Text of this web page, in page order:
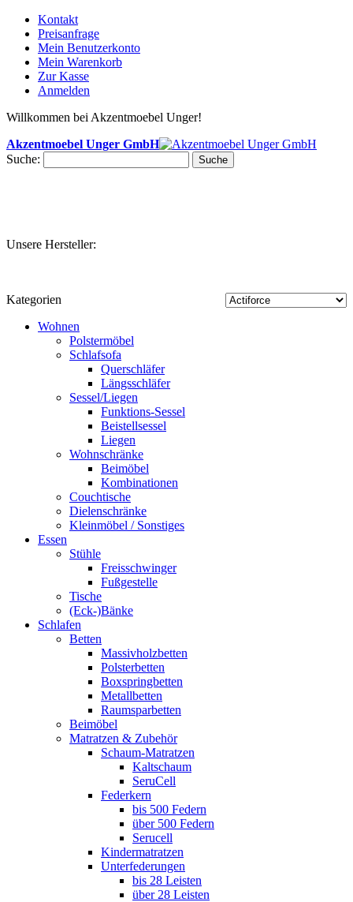
Kontakt
Preisanfrage
Mein Benutzerkonto
Mein Warenkorb
Zur Kasse
Anmelden
Willkommen bei Akzentmoebel Unger!
Akzentmoebel Unger GmbH
Suche:
Suche
Unsere Hersteller:
Kategorien
Wohnen
Polstermöbel
Schlafsofa
Querschläfer
Längsschläfer
Sessel/Liegen
Funktions-Sessel
Beistellsessel
Liegen
Wohnschränke
Beimöbel
Kombinationen
Couchtische
Dielenschränke
Kleinmöbel / Sonstiges
Essen
Stühle
Freisschwinger
Fußgestelle
Tische
(Eck-)Bänke
Schlafen
Betten
Massivholzbetten
Polsterbetten
Boxspringbetten
Metallbetten
Raumsparbetten
Beimöbel
Matratzen & Zubehör
Schaum-Matratzen
Kaltschaum
SeruCell
Federkern
bis 500 Federn
über 500 Federn
Serucell
Kindermatratzen
Unterfederungen
bis 28 Leisten
über 28 Leisten